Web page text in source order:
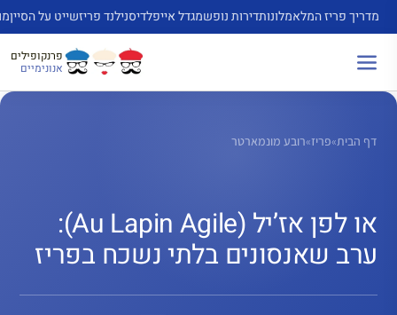
לדלג
לתוכן
מדריך פריז המלאמלונותדירות נופשמגדל אייפלדיסנילנד פריזשייט על הסיין
פרנקופילים
אנונימיים
דף הבית»פריז»רובע מונמארטר
או לפן אז’יל (Au Lapin Agile):
ערב שאנסונים בלתי נשכח בפריז